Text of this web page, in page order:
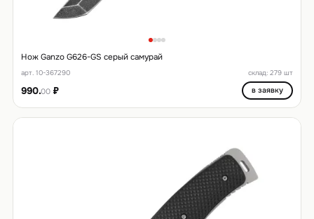
Нож Ganzo G626-GS серый самурай
арт. 10-367290 склад: 279 шт
990.00₽ в заявку